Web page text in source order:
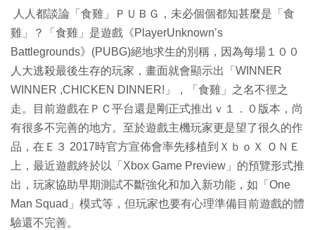
人人都談論「食雞」ＰＵＢＧ，未必個個都知甚麼是「食
雞」？「食雞」是遊戲《PlayerUnknown’s
Battlegrounds》(PUBG)絕地求生的別稱，因為每場１００
人大逃殺最後生存的玩家，畫面就會顯示出「WINNER
WINNER ,CHICKEN DINNER!」，「食雞」之名不徑之
走。目前遊戲在ＰＣ平台還是剛正式推出ｖ１．０版本，尚
有很多不完善的地方。至於遊戲主機玩家更是望了很久的作
品，在Ｅ３ 2017時官方宣佈會率先移植到ＸｂｏＸ ＯＮＥ
上，最近遊戲終於以「Xbox Game Preview」的預覽形式推
出，玩家協助早期測試不斷強化和加入新功能，如「One
Man Squad」模式等，但玩家也要有心理準備目前遊戲的體
驗還不完善。